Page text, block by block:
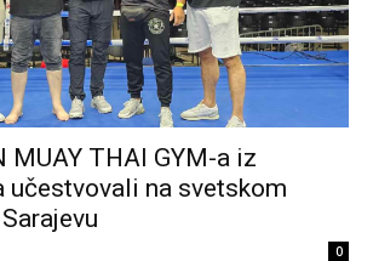
MUAY THAI GYM-a iz
učestvovali na svetskom
0